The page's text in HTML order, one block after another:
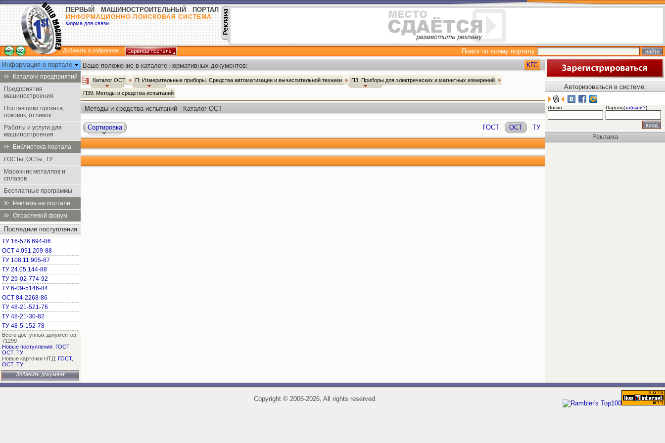
ПЕРВЫЙ МАШИНОСТРОИТЕЛЬНЫЙ ПОРТАЛ
ИНФОРМАЦИОННО-ПОИСКОВАЯ СИСТЕМА
Форма для связи
Добавить в избранное
Поиск по всему порталу
Информация о портале
Каталоги предприятий
Предприятия
машиностроения
Поставщики проката,
поковок, отливок
Работы и услуги для
машиностроения
Библиотека портала
ГОСТы, ОСТы, ТУ
Марочник металлов и
сплавов
Бесплатные программы
Реклама на портале
Отраслевой форум
Последние поступления
ТУ 16-526.694-86
ОСТ 4.091.209-88
ТУ 108.11.905-87
ТУ 24.05.144-88
ТУ 29-02-774-92
ТУ 6-09-5146-84
ОСТ 84-2268-86
ТУ 48-21-521-76
ТУ 48-21-30-82
ТУ 48-5-152-78
Всего доступных документов:
71299
Новые поступления: ГОСТ,
ОСТ, ТУ
Новые карточки НТД: ГОСТ,
ОСТ, ТУ
Добавить документ
Ваше положение в каталоге нормативных документов: КГС
Каталог ОСТ П: Измерительные приборы. Средства автоматизации и вычислительной техники П3: Приборы для электрических и магнитных измерений
П39: Методы и средства испытаний
Методы и средства испытаний - Каталог ОСТ
Сортировка ГОСТ ОСТ ТУ
Авторизоваться в системе:
Логин Пароль(забыли?)
Реклама
Copyright ©2006-2026, All rights reserved.